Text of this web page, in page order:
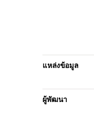
แหล่งข้อมูล
ผู้พัฒนา